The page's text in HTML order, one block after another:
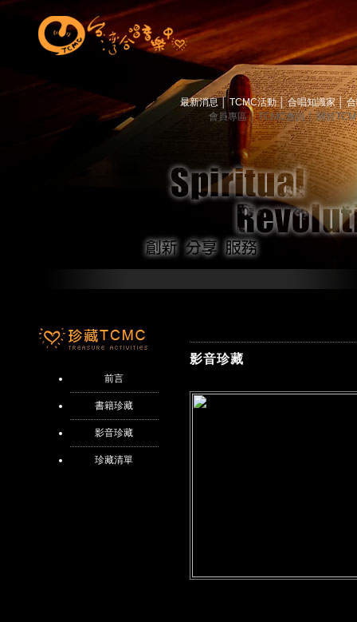
最新消息 TCMC活動│ 合唱知識家│
會員專區│ TCMC會訊│ 關於
前言
書籍珍藏
影音珍藏
珍藏清單
影音珍藏